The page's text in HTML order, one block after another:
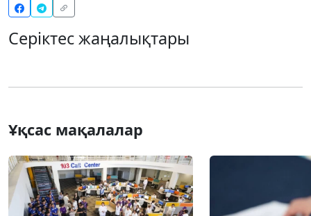
Серіктес жаңалықтары
Ұқсас мақалалар